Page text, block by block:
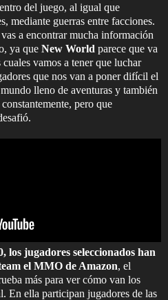
del juego, al igual que
mediante guerras entre facciones.
vas a encontrar mucha información
ya que New World parece que va
vamos a tener que luchar
que nos van a poner difícil el
lleno de aventuras y también
pero que
los jugadores seleccionados han
el MMO de Amazon, el
más para ver cómo van los
En ella participan jugadores de las